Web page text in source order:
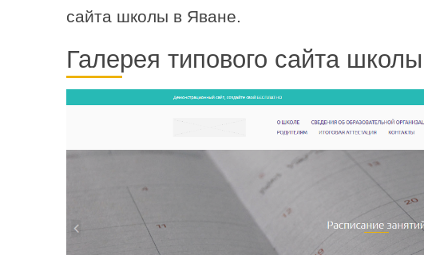
сайта школы в Яване.
Галерея типового сайта